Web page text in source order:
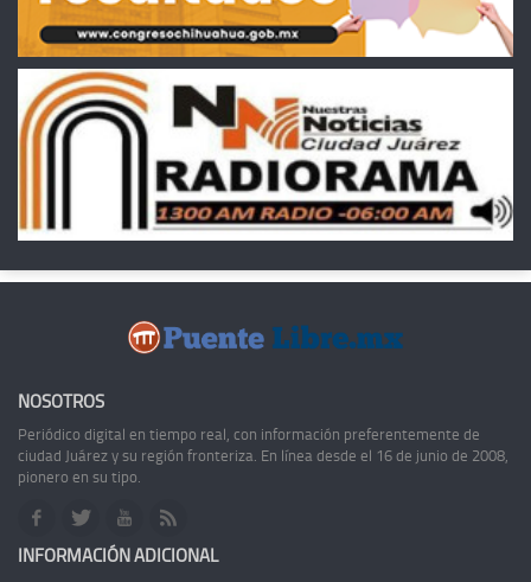
NOSOTROS
Periódico digital en tiempo real, con información preferentemente de
ciudad Juárez y su región fronteriza. En línea desde el 16 de junio de 2008,
pionero en su tipo.
INFORMACIÓN ADICIONAL